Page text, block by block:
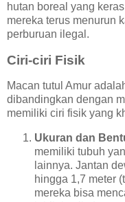
hutan boreal yang
mereka terus menurun
perburuan ilegal.
Ciri-ciri Fisik
Macan tutul Amur
dibandingkan dengan
memiliki ciri fisik yang
Ukuran dan
memiliki tubuh
lainnya. Jantan
hingga 1,7 meter
mereka bisa